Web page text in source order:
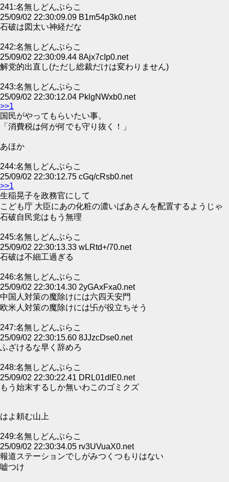
241:名無しどんぶらこ
25/09/02 22:30:09.09 B1m54p3k0.net
石破は図太い神経だな
242:名無しどんぶらこ
25/09/02 22:30:09.44 8Ajx7cIp0.net
解党的出直し(ただし総裁だけは変わりません)
243:名無しどんぶらこ
25/09/02 22:30:12.04 PklgNWxb0.net
>>1
国民がやってもらいたい事。
「消費税は何が何でも守り抜く！」
あほか
244:名無しどんぶらこ
25/09/02 22:30:12.75 cGq/cRsb0.net
>>1
生稲晃子を政務官にして
こども庁 大臣にあの化粧の濃いばあさんを配置するようじゃ
石破自民党はもう無理
245:名無しどんぶらこ
25/09/02 22:30:13.33 wLRtd+/70.net
石破は不細工過ぎる
246:名無しどんぶらこ
25/09/02 22:30:14.30 2yGAxFxa0.net
中国人対策の魔除けには六四天安門
欧米人対策の魔除けには卐が役立ちそう
247:名無しどんぶらこ
25/09/02 22:30:15.60 8JJzcDse0.net
ふざけるな早く辞めろ
248:名無しどんぶらこ
25/09/02 22:30:22.41 DRL01dlE0.net
もう始末するしか無いわこのゴミクズ
はよ頼む山上
249:名無しどんぶらこ
25/09/02 22:30:34.05 rv3UVuaX0.net
報道ステーションでしがみつくつもりはない
嘘つけ